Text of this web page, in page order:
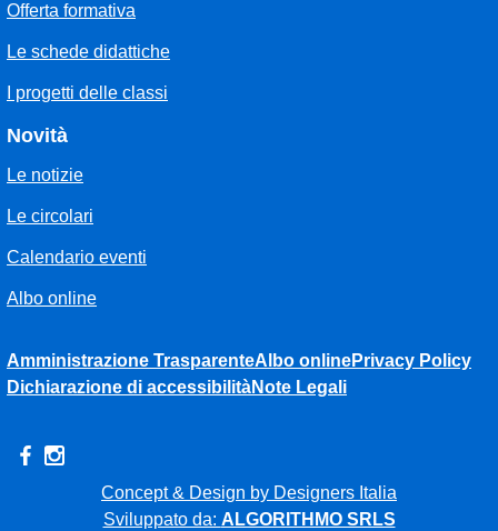
Offerta formativa
Le schede didattiche
I progetti delle classi
Novità
Le notizie
Le circolari
Calendario eventi
Albo online
Amministrazione TrasparenteAlbo onlinePrivacy Policy
Dichiarazione di accessibilitàNote Legali
Concept & Design by Designers Italia
Sviluppato da: ALGORITHMO SRLS